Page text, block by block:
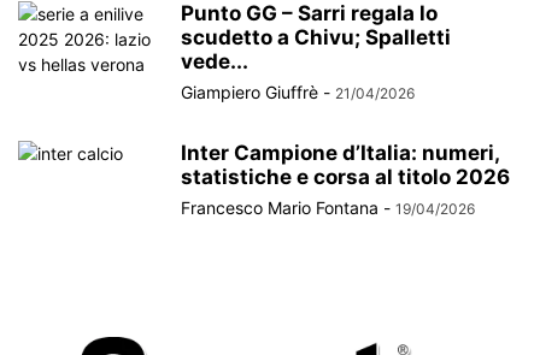
Punto GG – Sarri regala lo
scudetto a Chivu; Spalletti
vede...
Giampiero Giuffrè - 21/04/2026
Inter Campione d’Italia: numeri,
statistiche e corsa al titolo 2026
Francesco Mario Fontana - 19/04/2026